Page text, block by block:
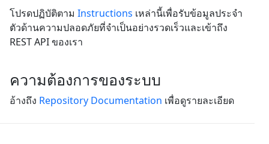
โปรดปฏิบัติตาม Instructions เหล่านี้เพื่อรับข้อมูลประจำ
ตัวด้านความปลอดภัยที่จำเป็นอย่างรวดเร็วและเข้าถึง
REST API ของเรา
ความต้องการของระบบ
อ้างถึง Repository Documentation เพื่อดูรายละเอียด